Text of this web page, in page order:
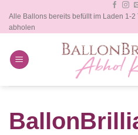
Inhalt
springen
Alle Ballons bereits befüllt im Laden 1-2
abholen